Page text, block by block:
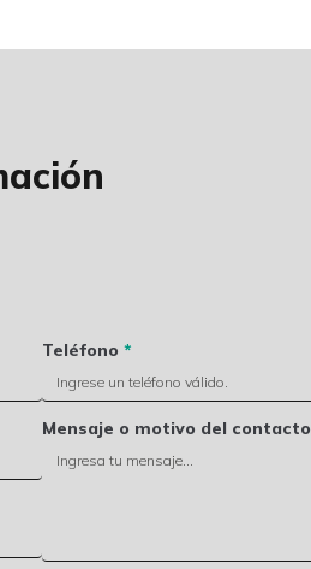
Teléfono *
Mensaje o motivo del contacto